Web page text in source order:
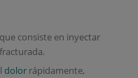
consiste en inyectar
dolorrápidamente,